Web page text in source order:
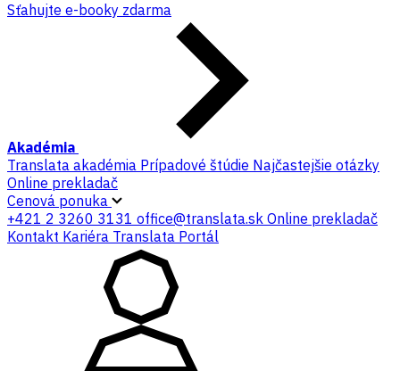
Sťahujte e-booky zdarma
Akadémia
Translata akadémia Prípadové štúdie Najčastejšie otázky
Online prekladač
Cenová ponuka
+421 2 3260 3131 office@translata.sk Online prekladač
Kontakt Kariéra Translata Portál